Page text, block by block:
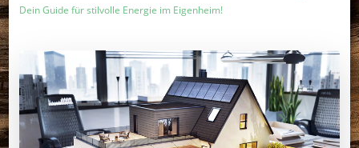
Dein Guide für stilvolle Energie im Eigenheim!